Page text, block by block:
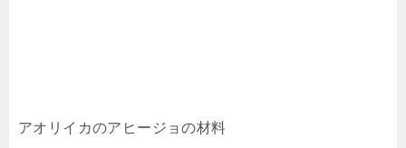
アオリイカのアヒージョの材料